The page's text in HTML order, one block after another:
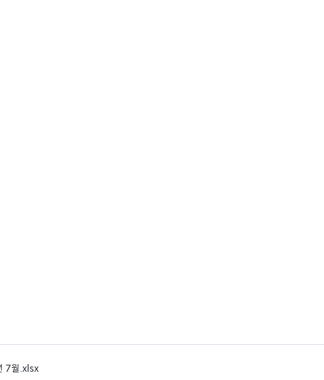
시
실적(세부), 소규모펀드 비율]
는 날에 원본액이 50억원 미만 또는 1년이 지난 후 1개월간 계속하여
서에 따라 해지될 수 있으니 유의하시기 바랍니다.
7월.xlsx